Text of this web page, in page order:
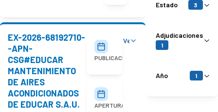
EX-2026-68192710-
-APN-
CSG#EDUCAR
MANTENIMIENTO
DE AIRES
ACONDICIONADOS
DE EDUCAR S.A.U.
PUBLICACIÓN
30/07/2026
APERTURA
Ver detalles
Estado 3
Adjudicaciones
1
Año 1